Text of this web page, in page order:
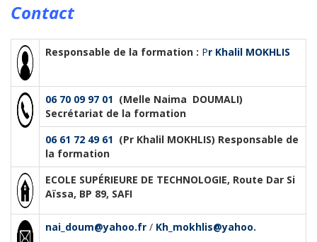
Contact
Responsable de la formation : Pr Khalil MOKHLIS
06 70 09 97 01 (Melle Naima DOUMALI)
Secrétariat de la formation
06 61 72 49 61 (Pr Khalil MOKHLIS) Responsable de
la formation
ECOLE SUPÉRIEURE DE TECHNOLOGIE, Route Dar Si
Aïssa, BP 89, SAFI
nai_doum@yahoo.fr / Kh_mokhlis@yahoo.